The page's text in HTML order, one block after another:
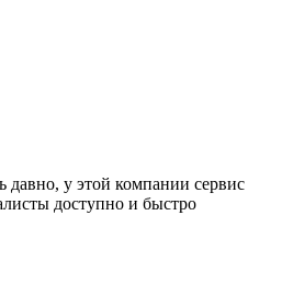
давно, у этой компании сервис
доступно и быстро